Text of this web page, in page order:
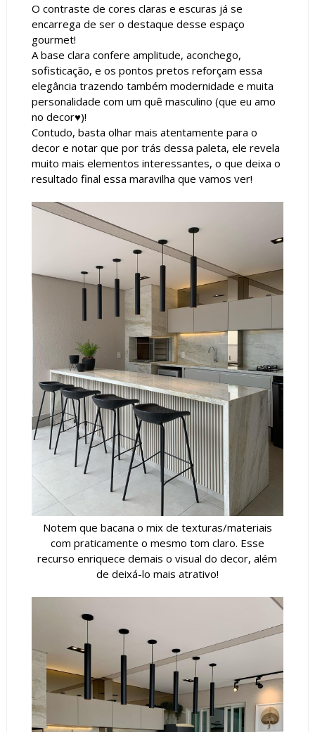
O contraste de cores claras e escuras já se
encarrega de ser o destaque desse espaço
gourmet!
A base clara confere amplitude, aconchego,
sofisticação, e os pontos pretos reforçam essa
elegância trazendo também modernidade e muita
personalidade com um quê masculino (que eu amo
no decor♥)!
Contudo, basta olhar mais atentamente para o
decor e notar que por trás dessa paleta, ele revela
muito mais elementos interessantes, o que deixa o
resultado final essa maravilha que vamos ver!
Notem que bacana o mix de texturas/materiais
com praticamente o mesmo tom claro. Esse
recurso enriquece demais o visual do decor, além
de deixá-lo mais atrativo!